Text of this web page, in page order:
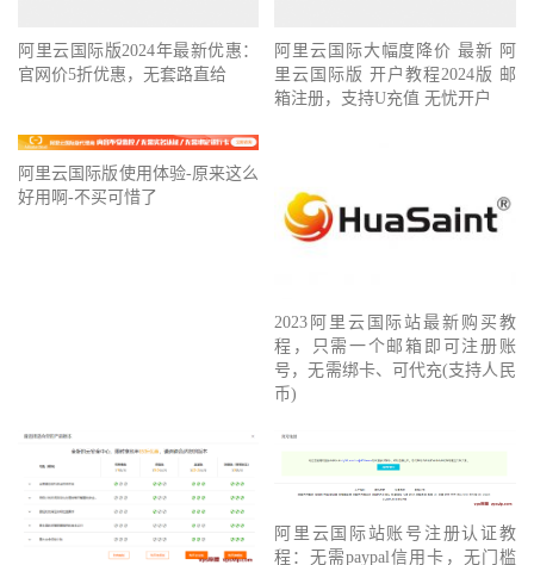
阿里云国际版2024年最新优惠：
官网价5折优惠，无套路直给
阿里云国际大幅度降价 最新 阿
里云国际版 开户教程2024版 邮
箱注册，支持U充值 无忧开户
阿里云国际版使用体验-原来这么
好用啊-不买可惜了
2023阿里云国际站最新购买教
程，只需一个邮箱即可注册账
号，无需绑卡、可代充(支持人民
币)
阿里云国际站账号注册认证教
程：无需paypal信用卡，无门槛